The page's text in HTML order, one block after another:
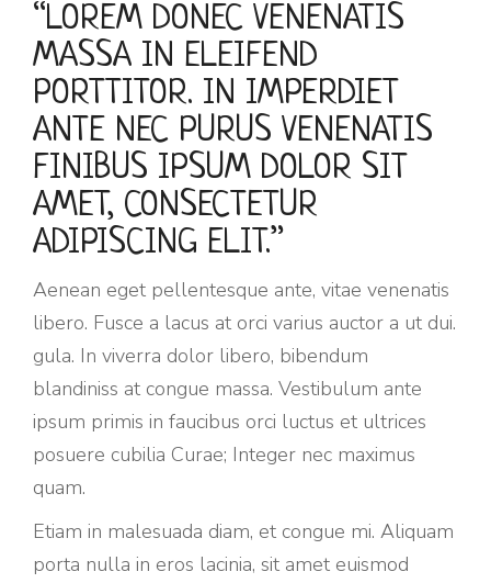
“LOREM DONEC VENENATIS
MASSA IN ELEIFEND
PORTTITOR. IN IMPERDIET
ANTE NEC PURUS VENENATIS
FINIBUS IPSUM DOLOR SIT
AMET, CONSECTETUR
ADIPISCING ELIT.”
Aenean eget pellentesque ante, vitae venenatis
libero. Fusce a lacus at orci varius auctor a ut dui.
gula. In viverra dolor libero, bibendum
blandiniss at congue massa. Vestibulum ante
ipsum primis in faucibus orci luctus et ultrices
posuere cubilia Curae; Integer nec maximus
quam.
Etiam in malesuada diam, et congue mi. Aliquam
porta nulla in eros lacinia, sit amet euismod